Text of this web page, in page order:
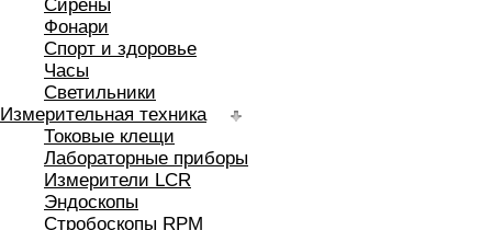
Сирены
Фонари
Спорт и здоровье
Часы
Светильники
Измерительная техника
Токовые клещи
Лабораторные приборы
Измерители LCR
Эндоскопы
Стробоскопы RPM